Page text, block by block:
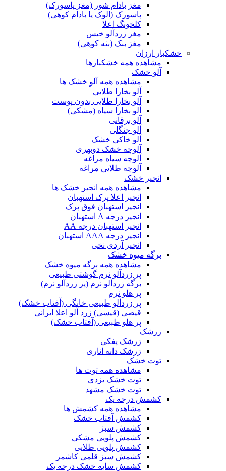
مغز بادام شور (مغز پاسورک)
پاسورک (الوک یا بادام کوهی)
کلخونگ اعلا
مغز زردآلو خیس
مغز بنک (بنه کوهی)
خشکبار ارزان
مشاهده همه خشکبارها
آلو خشک
مشاهده همه آلو خشک ها
آلو بخارا طلایی
آلو بخارا طلایی بدون پوست
آلو بخارا سیاه (مشکی)
آلو برقانی
آلو جنگلی
آلو خاکی خشک
آلوچه خشک دوبهری
آلوچه سیاه مراغه
آلوچه طلایی مراغه
انجیر خشک
مشاهده همه انجیر خشک ها
انجیر اعلا پرک استهبان
انجیر استهبان فوق پرک
انجیر درجه A استهبان
انجیر استهبان درجه AA
انجیر درجه AAA استهبان
انجیر آردی نخی
برگه میوه خشک
مشاهده همه برگه میوه خشک
پر زردآلو نرم گوشتی طبیعی
برگه زردآلو نرم (پر زردآلو نرم)
پر هلو نرم
پر زردآلو طبیعی خانگی (آفتاب خشک)
قیصی (قیسی) زرد آلو اعلا ایرانی
پر هلو طبیعی (آفتاب خشک)
زرشک
زرشک پفکی
زرشک دانه اناری
توت خشک
مشاهده همه توت ها
توت خشک یزدی
توت خشک مشهد
کشمش درجه یک
مشاهده همه کشمش ها
کشمش آفتاب خشک
کشمش سبز
کشمش پلویی مشکی
کشمش پلویی طلایی
کشمش سبز قلمی کاشمر
کشمش سایه خشک درجه یک